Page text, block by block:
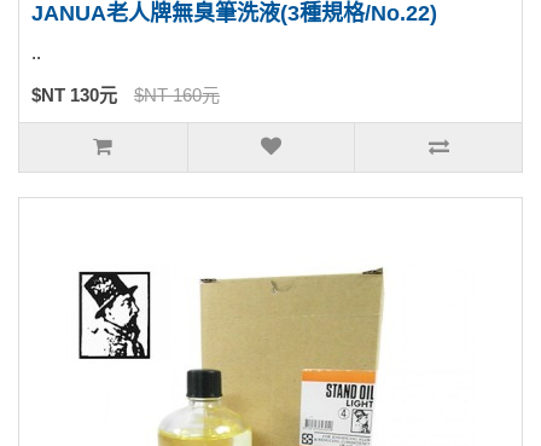
JANUA老人牌無臭筆洗液(3種規格/No.22)
..
$NT 130元 $NT 160元